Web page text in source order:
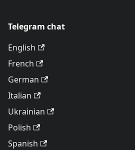
Telegram chat
English
French
German
Italian
Ukrainian
Polish
Spanish